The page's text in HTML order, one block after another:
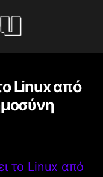
Linux από
το Linux από